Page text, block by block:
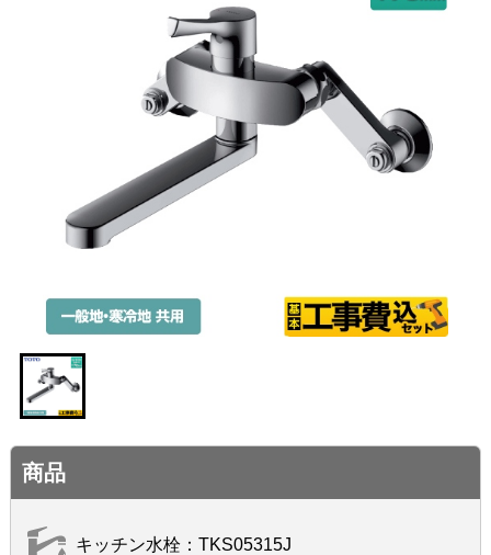
商品
キッチン水栓：TKS05315J